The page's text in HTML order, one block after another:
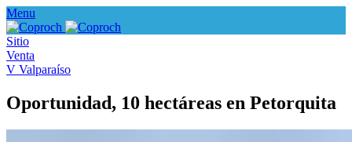
Menu
Sitio
Venta
V Valparaíso
Oportunidad, 10 hectáreas en Petorquita